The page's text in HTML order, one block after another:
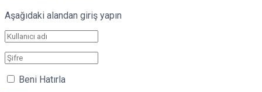
Aşağıdaki alandan giriş yapın
Beni Hatırla